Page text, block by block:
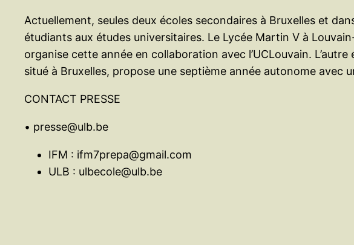
Actuellement, seules deux écoles secondaires à Bruxelles et
étudiants aux études universitaires. Le Lycée Martin V à
organise cette année en collaboration avec l’UCLouvain.
situé à Bruxelles, propose une septième année autonome avec
CONTACT PRESSE
• presse@ulb.be
IFM : ifm7prepa@gmail.com
ULB : ulbecole@ulb.be